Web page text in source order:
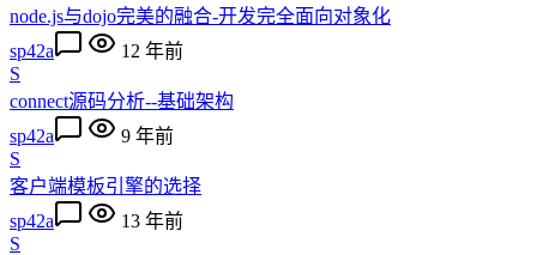
node.js与dojo完美的融合-开发完全面向对象化
sp42a
12 年前
S
connect源码分析--基础架构
sp42a
9 年前
S
客户端模板引擎的选择
sp42a
13 年前
S